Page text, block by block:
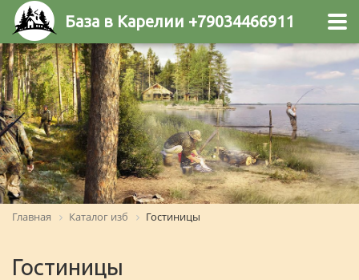
База в Карелии +79034466911
Главная Каталог изб Гостиницы
Гостиницы